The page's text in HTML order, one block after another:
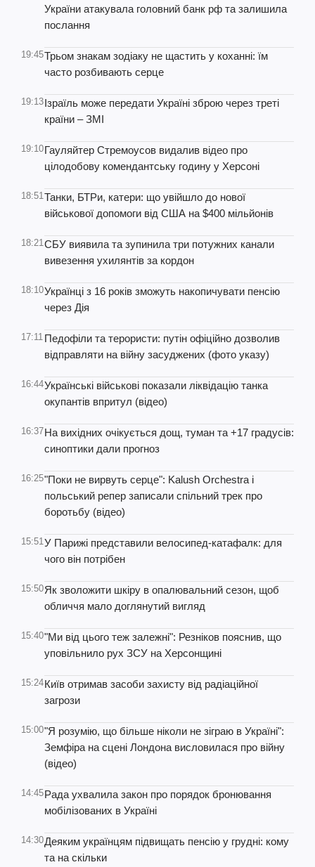
України атакувала головний банк рф та залишила
послання
19:45Трьом знакам зодіаку не щастить у коханні: їм
часто розбивають серце
19:13Ізраїль може передати Україні зброю через треті
країни – ЗМІ
19:10Гауляйтер Стремоусов видалив відео про
цілодобову комендантську годину у Херсоні
18:51Танки, БТРи, катери: що увійшло до нової
військової допомоги від США на $400 мільйонів
18:21СБУ виявила та зупинила три потужних канали
вивезення ухилянтів за кордон
18:10Українці з 16 років зможуть накопичувати пенсію
через Дія
17:11 Педофіли та терористи: путін офіційно дозволив
відправляти на війну засуджених (фото указу)
16:44Українські військові показали ліквідацію танка
окупантів впритул (відео)
16:37На вихідних очікується дощ, туман та +17 градусів:
синоптики дали прогноз
16:25"Поки не вирвуть серце": Kalush Orchestra і
польський репер записали спільний трек про
боротьбу (відео)
15:51У Парижі представили велосипед-катафалк: для
чого він потрібен
15:50Як зволожити шкіру в опалювальний сезон, щоб
обличчя мало доглянутий вигляд
15:40"Ми від цього теж залежні": Резніков пояснив, що
уповільнило рух ЗСУ на Херсонщині
15:24Київ отримав засоби захисту від радіаційної
загрози
15:00"Я розумію, що більше ніколи не зіграю в Україні":
Земфіра на сцені Лондона висловилася про війну
(відео)
14:45Рада ухвалила закон про порядок бронювання
мобілізованих в Україні
14:30Деяким українцям підвищать пенсію у грудні: кому
та на скільки